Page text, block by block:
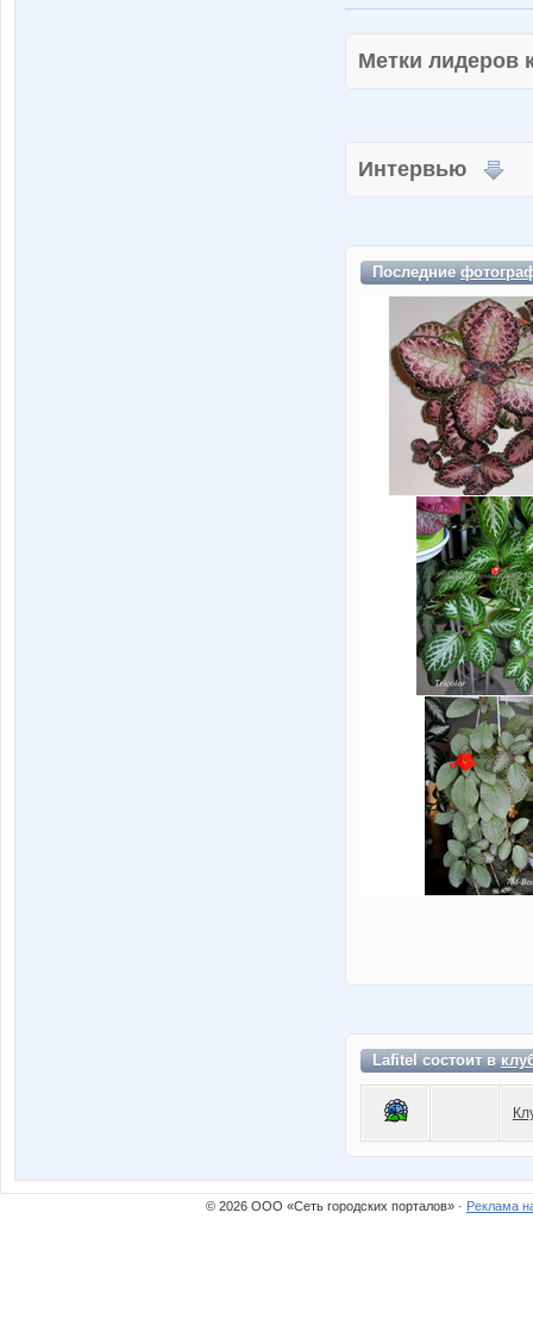
Метки
Интервью
Последние
Lafitel состоит в
© 2026 ООО «Сеть городских порталов» · Реклама